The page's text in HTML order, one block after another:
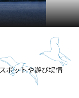
ポットや遊び場情